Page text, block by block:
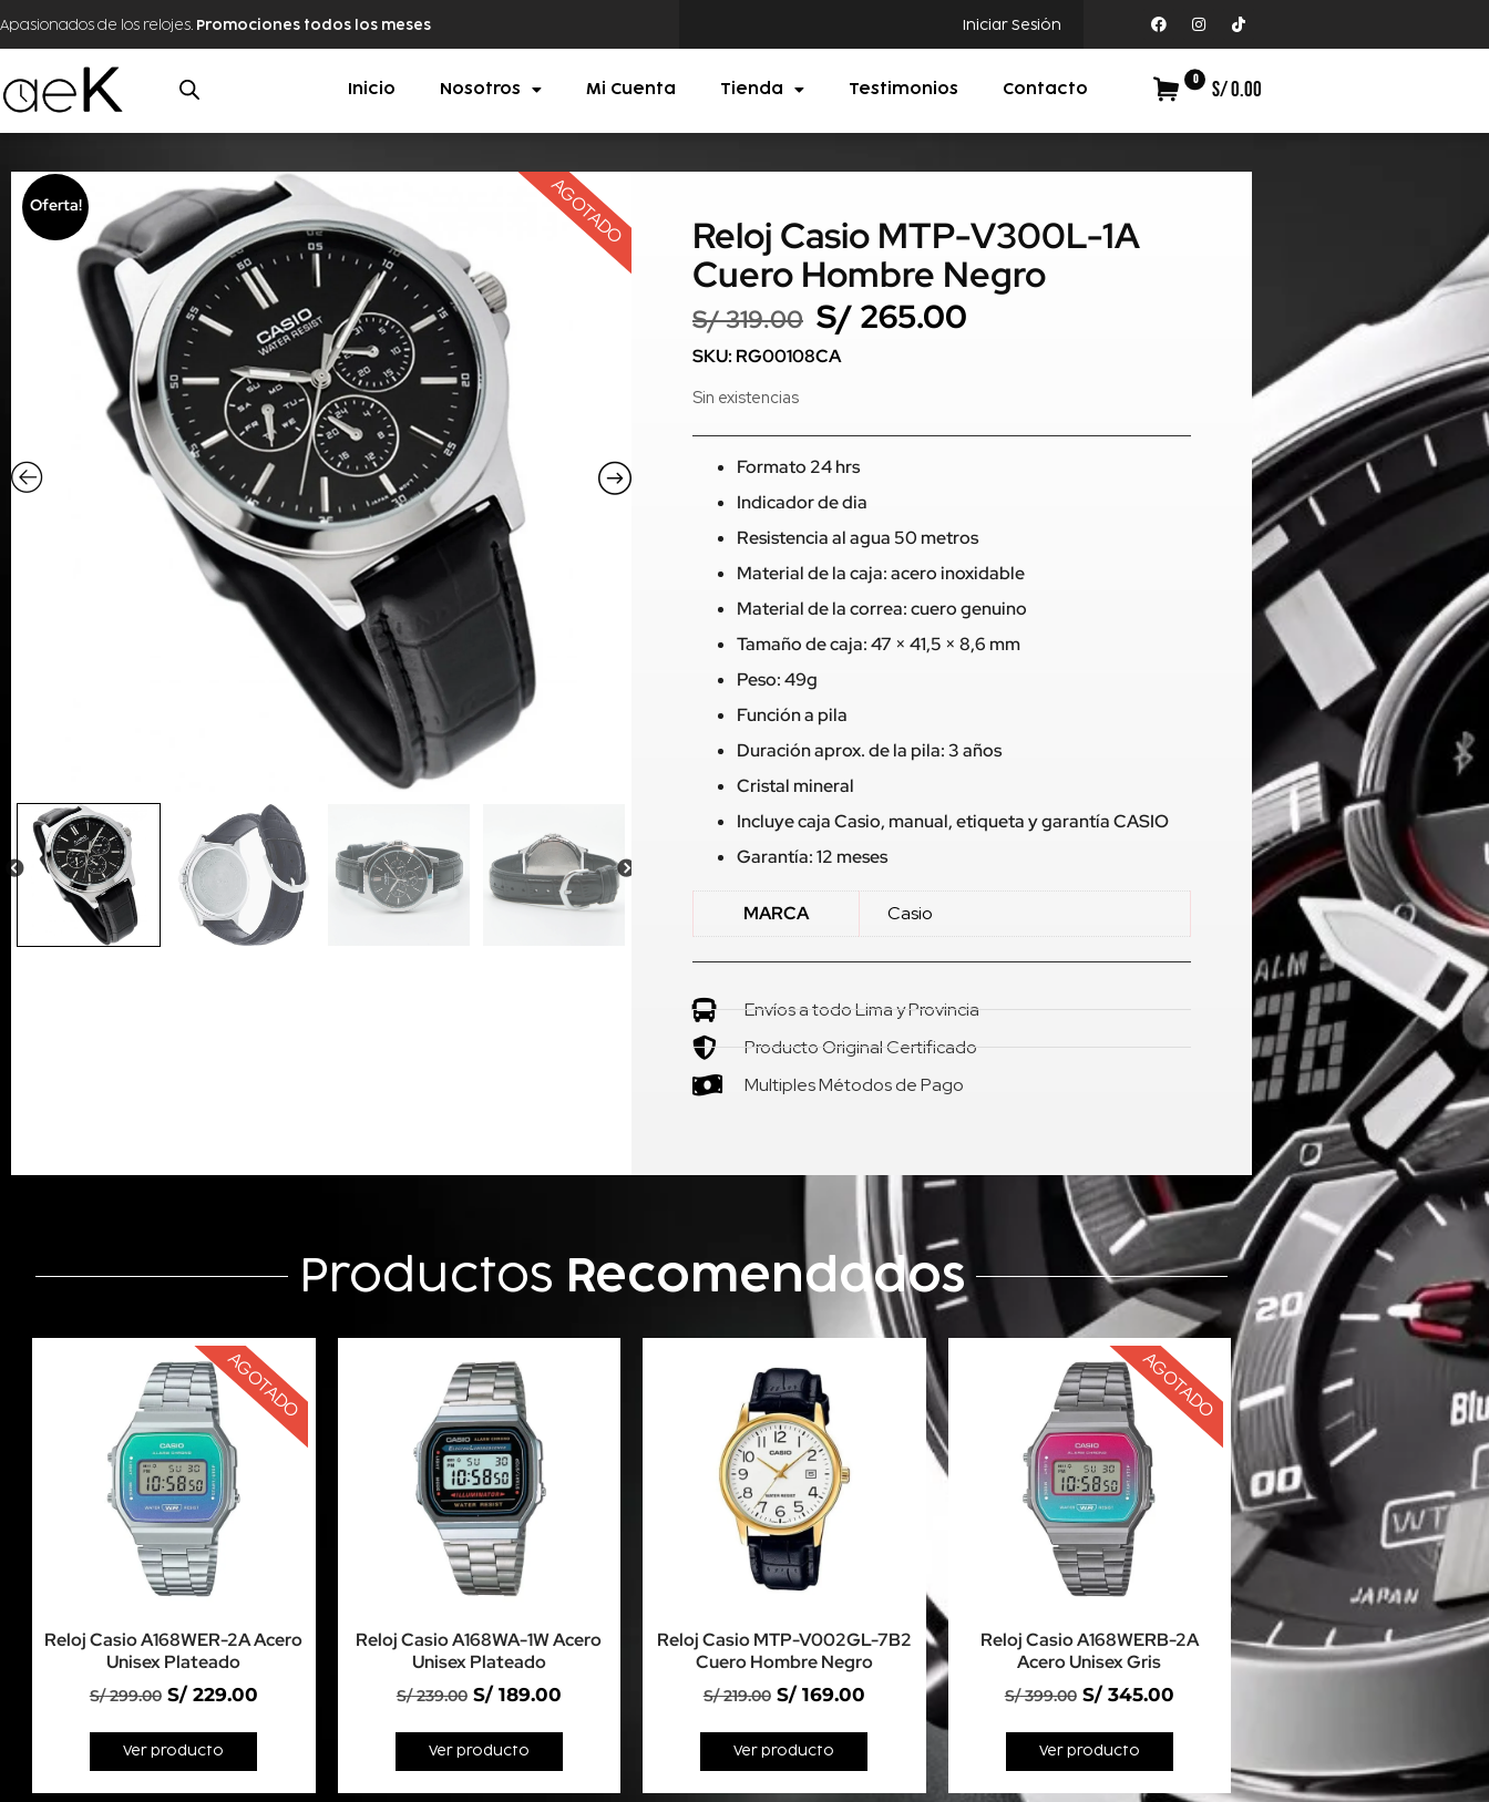
Apasionados de los relojes. Promociones todos los meses Iniciar Sesión
Inicio Nosotros Mi Cuenta Tienda Testimonios Contacto
0 S/ 0.00
Oferta! AGOTADO
Reloj Casio MTP-V300L-1A
Cuero Hombre Negro
S/319.00 S/ 265.00
SKU: RG00108CA
Sin existencias
Formato 24 hrs
Indicador de dia
Resistencia al agua 50 metros
Material de la caja: acero inoxidable
Material de la correa: cuero genuino
Tamaño de caja: 47 × 41,5 × 8,6 mm
Peso: 49g
Función a pila
Duración aprox. de la pila: 3 años
Cristal mineral
Incluye caja Casio, manual, etiqueta y garantía CASIO
Garantía: 12 meses
MARCA Casio
Envíos a todo Lima y Provincia
Producto Original Certificado
Multiples Métodos de Pago
Productos Recomendados
AGOTADO
Reloj Casio A168WER-2A Acero
Unisex Plateado
S/299.00 S/229.00
Ver producto
Reloj Casio A168WA-1W Acero
Unisex Plateado
S/239.00 S/189.00
Ver producto
Reloj Casio MTP-V002GL-7B2
Cuero Hombre Negro
S/219.00 S/169.00
Ver producto
AGOTADO
Reloj Casio A168WERB-2A
Acero Unisex Gris
S/399.00 S/345.00
Ver producto